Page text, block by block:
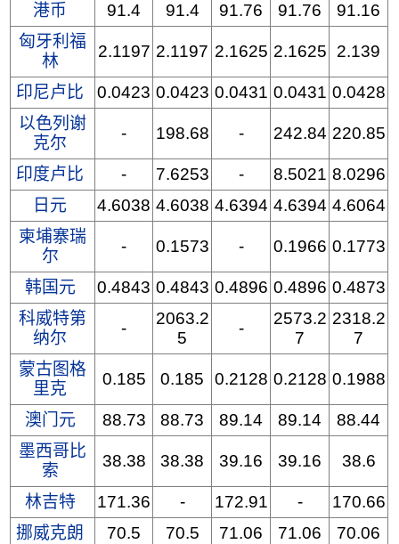
港币
91.4 91.4 91.76 91.76
91.16
匈牙利福
林
2.1197 2.1197 2.1625 2.1625 2.139
印尼卢比 0.0423 0.0423 0.0431 0.0431 0.0428
以色列谢
克尔
- 198.68 - 242.84 220.85
印度卢比 - 7.6253 - 8.5021 8.0296
日元
4.6038 4.6038 4.6394 4.6394 4.6064
柬埔寨瑞
尔
- 0.1573 - 0.1966 0.1773
韩国元 0.4843 0.4843 0.4896 0.4896 0.4873
科威特第
纳尔
-
2063.2
5
-
2573.2
7
2318.2
7
蒙古图格
里克
0.185 0.185 0.2128 0.2128 0.1988
澳门元 88.73 88.73 89.14 89.14
88.44
墨西哥比
索
38.38 38.38 39.16 39.16 38.6
林吉特 171.36 - 172.91 -
170.66
挪威克朗
70.5 70.5 71.06 71.06
70.06